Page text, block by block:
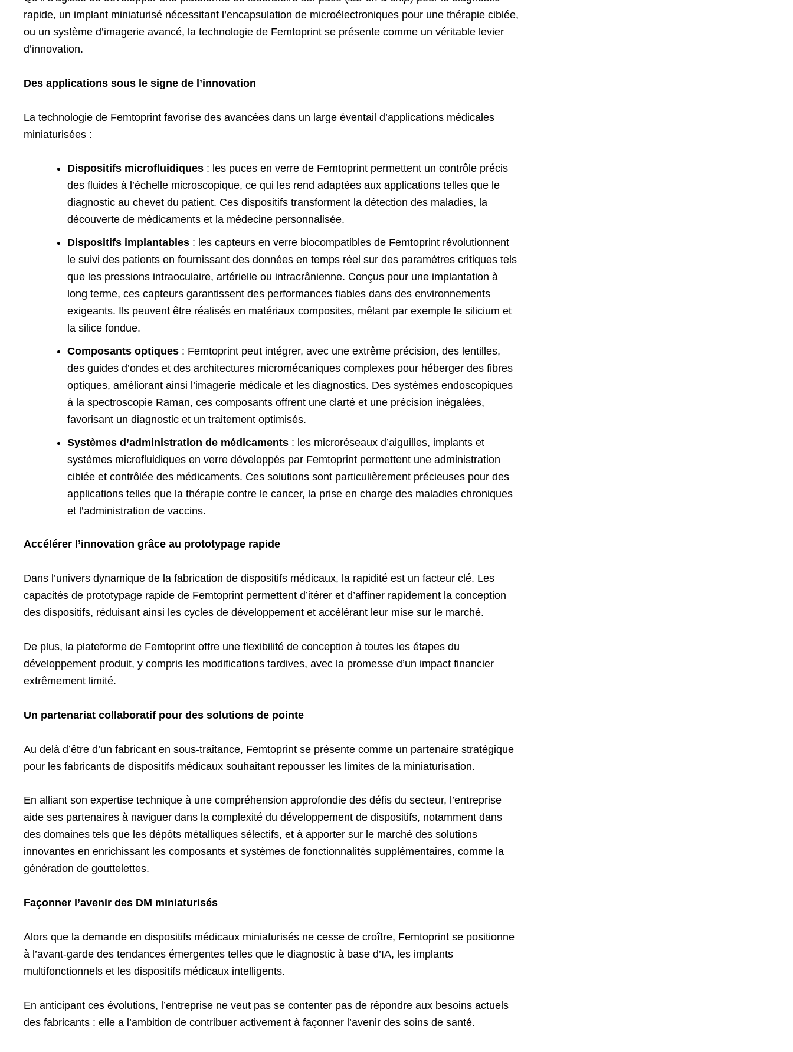
rapide, un implant miniaturisé nécessitant l’encapsulation de microélectroniques pour une thérapie ciblée,
ou un système d’imagerie avancé, la technologie de Femtoprint se présente comme un véritable levier
d’innovation.
Des applications sous le signe de l’innovation
La technologie de Femtoprint favorise des avancées dans un large éventail d’applications médicales
miniaturisées :
Dispositifs microfluidiques : les puces en verre de Femtoprint permettent un contrôle précis
des fluides à l’échelle microscopique, ce qui les rend adaptées aux applications telles que le
diagnostic au chevet du patient. Ces dispositifs transforment la détection des maladies, la
découverte de médicaments et la médecine personnalisée.
Dispositifs implantables : les capteurs en verre biocompatibles de Femtoprint révolutionnent
le suivi des patients en fournissant des données en temps réel sur des paramètres critiques tels
que les pressions intraoculaire, artérielle ou intracrânienne. Conçus pour une implantation à
long terme, ces capteurs garantissent des performances fiables dans des environnements
exigeants. Ils peuvent être réalisés en matériaux composites, mêlant par exemple le silicium et
la silice fondue.
Composants optiques : Femtoprint peut intégrer, avec une extrême précision, des lentilles,
des guides d’ondes et des architectures micromécaniques complexes pour héberger des fibres
optiques, améliorant ainsi l’imagerie médicale et les diagnostics. Des systèmes endoscopiques
à la spectroscopie Raman, ces composants offrent une clarté et une précision inégalées,
favorisant un diagnostic et un traitement optimisés.
Systèmes d’administration de médicaments : les microréseaux d’aiguilles, implants et
systèmes microfluidiques en verre développés par Femtoprint permettent une administration
ciblée et contrôlée des médicaments. Ces solutions sont particulièrement précieuses pour des
applications telles que la thérapie contre le cancer, la prise en charge des maladies chroniques
et l’administration de vaccins.
Accélérer l’innovation grâce au prototypage rapide
Dans l’univers dynamique de la fabrication de dispositifs médicaux, la rapidité est un facteur clé. Les
capacités de prototypage rapide de Femtoprint permettent d’itérer et d’affiner rapidement la conception
des dispositifs, réduisant ainsi les cycles de développement et accélérant leur mise sur le marché.
De plus, la plateforme de Femtoprint offre une flexibilité de conception à toutes les étapes du
développement produit, y compris les modifications tardives, avec la promesse d’un impact financier
extrêmement limité.
Un partenariat collaboratif pour des solutions de pointe
Au delà d’être d’un fabricant en sous-traitance, Femtoprint se présente comme un partenaire stratégique
pour les fabricants de dispositifs médicaux souhaitant repousser les limites de la miniaturisation.
En alliant son expertise technique à une compréhension approfondie des défis du secteur, l’entreprise
aide ses partenaires à naviguer dans la complexité du développement de dispositifs, notamment dans
des domaines tels que les dépôts métalliques sélectifs, et à apporter sur le marché des solutions
innovantes en enrichissant les composants et systèmes de fonctionnalités supplémentaires, comme la
génération de gouttelettes.
Façonner l’avenir des DM miniaturisés
Alors que la demande en dispositifs médicaux miniaturisés ne cesse de croître, Femtoprint se positionne
à l’avant-garde des tendances émergentes telles que le diagnostic à base d’IA, les implants
multifonctionnels et les dispositifs médicaux intelligents.
En anticipant ces évolutions, l’entreprise ne veut pas se contenter pas de répondre aux besoins actuels
des fabricants : elle a l’ambition de contribuer activement à façonner l’avenir des soins de santé.